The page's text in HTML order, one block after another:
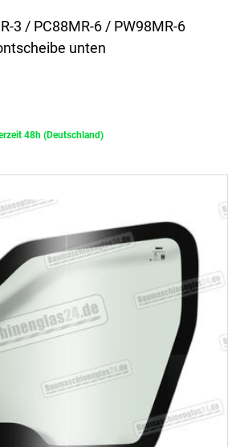
3 / PC88MR-6 / PW98MR-6
unten
48h (Deutschland)